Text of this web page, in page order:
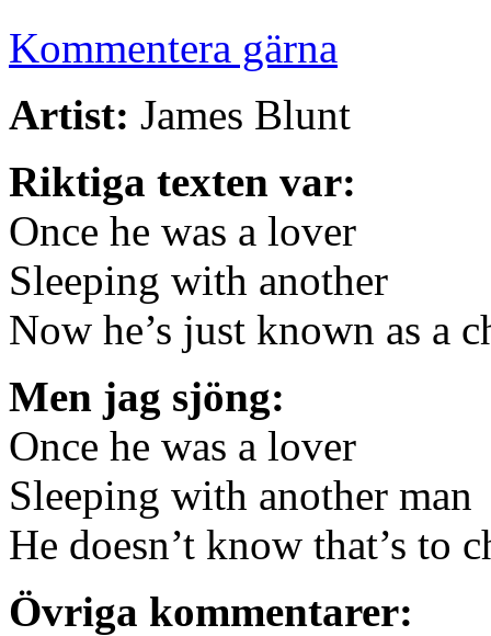
Kommentera gärna
Artist: James Blunt
Riktiga texten var:
Once he was a lover
Sleeping with another
Now he’s just known as a
Men jag sjöng:
Once he was a lover
Sleeping with another man
He doesn’t know that’s to
Övriga kommentarer: